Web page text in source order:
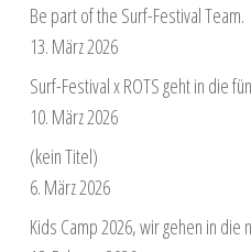
Be part of the Surf-Festival Team.
13. März 2026
Surf-Festival x ROTS geht in die
10. März 2026
(kein Titel)
6. März 2026
Kids Camp 2026, wir gehen in die